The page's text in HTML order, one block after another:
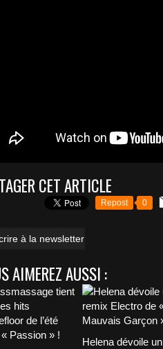
CET ARTICLE
Repost 0
à la newsletter
AIMEREZ AUSSI :
Helena dévoile un